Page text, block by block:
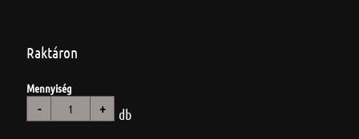
Raktáron
Mennyiség
- + db